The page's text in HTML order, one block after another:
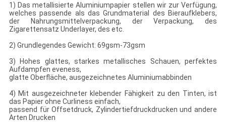
1) Das metallisierte Aluminiumpapier stellen wir zur Verfügung,
welches passende als das Grundmaterial des Bieraufklebers,
der Nahrungsmittelverpackung, der Verpackung, des
Zigarettensatz Underlayer, des etc.
2) Grundlegendes Gewicht: 69gsm-73gsm
3) Hohes glattes, starkes metallisches Schauen, perfektes
Aufdampfen eveness,
glatte Oberfläche, ausgezeichnetes Aluminiumabbinden
4) Mit ausgezeichneter klebender Fähigkeit zu den Tinten, ist
das Papier ohne Curliness einfach,
passend für Offsetdruck, Zylindertiefdruckdrucken und andere
Arten Drucken